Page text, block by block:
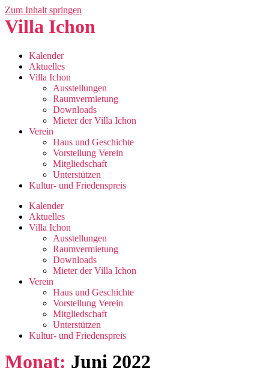
Zum Inhalt springen
Villa Ichon
Kalender
Aktuelles
Villa Ichon
Ausstellungen
Raumvermietung
Downloads
Mieter der Villa Ichon
Verein
Haus und Geschichte
Vorstellung Verein
Mitgliedschaft
Unterstützen
Kultur- und Friedenspreis
Kalender
Aktuelles
Villa Ichon
Ausstellungen
Raumvermietung
Downloads
Mieter der Villa Ichon
Verein
Haus und Geschichte
Vorstellung Verein
Mitgliedschaft
Unterstützen
Kultur- und Friedenspreis
Monat: Juni 2022